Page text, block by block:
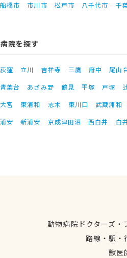
船橋市 市川市 松戸市 八千代市 千
院を探す
荻窪 立川 吉祥寺 三鷹 府中 尾山
青葉台 あざみ野 鶴見 平塚 戸塚
大宮 東浦和 志木 東川口 武蔵浦和
浦安 新浦安 京成津田沼 西白井 白
動物病院ドクターズ
路線・駅・
獣医